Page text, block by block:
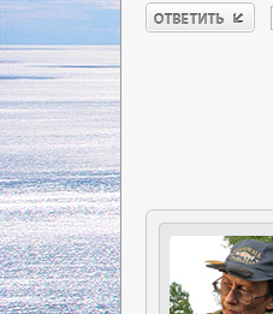
Ответить